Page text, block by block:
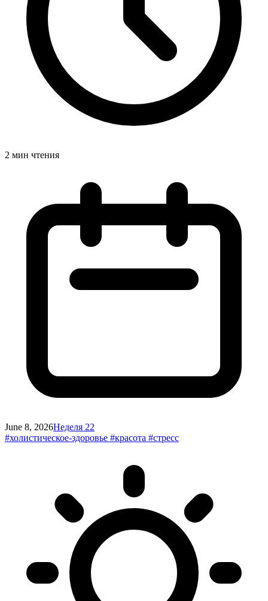
2 мин чтения
June 8, 2026Неделя 22
#холистическое-здоровье #красота #стресс